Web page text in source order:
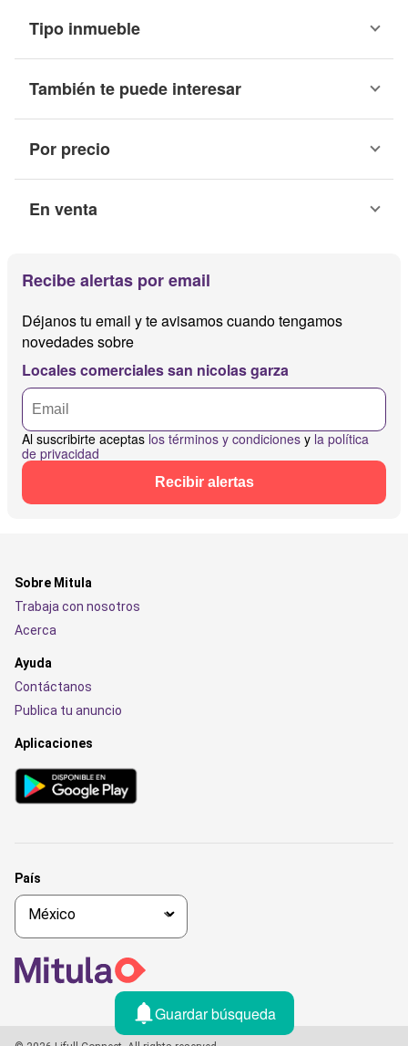
Tipo inmueble
También te puede interesar
Por precio
En venta
Recibe alertas por email
Déjanos tu email y te avisamos cuando tengamos
novedades sobre
Locales comerciales san nicolas garza
Al suscribirte aceptas los términos y condiciones y la política
de privacidad
Recibir alertas
Guardar búsqueda
Sobre Mitula
Trabaja con nosotros
Acerca
Ayuda
Contáctanos
Publica tu anuncio
Aplicaciones
País